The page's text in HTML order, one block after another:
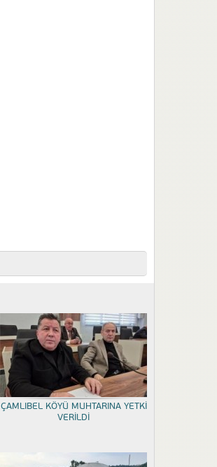
ÇAMLIBEL KÖYÜ MUHTARINA YETKİ
VERİLDİ